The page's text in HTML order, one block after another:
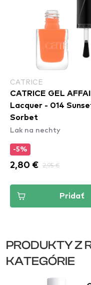
CATRICE
CATRICE GEL
Lacquer - 014
Sorbet
Lak na nechty
-5%
2,80 € 2,95 €
Pridať
PRODUKTY Z
KATEGÓRIE